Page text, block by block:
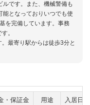
です。また、機械警備も
となっておりいつでも使
を完備しています。事務
。
最寄り駅からは徒歩3分と
・保証金 用途 入居日